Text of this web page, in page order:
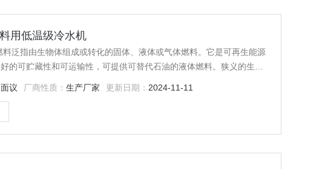
用低温级冷水机
泛指由生物体组成或转化的固体、液体或气体燃料。它是可再生能源
的可贮藏性和可运输性，可提供可替代石油的液体燃料。狭义的生物
面议 厂商性质：生产厂家 更新日期： 2024-11-11